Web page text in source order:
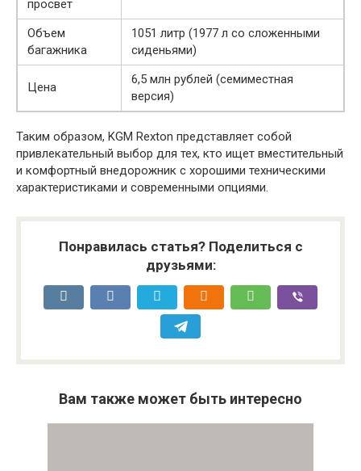
просвет
Объем
багажника
1051 литр (1977 л со сложенными
сиденьями)
Цена
6,5 млн рублей (семиместная
версия)
Таким образом, KGM Rexton представляет собой
привлекательный выбор для тех, кто ищет вместительный
и комфортный внедорожник с хорошими техническими
характеристиками и современными опциями.
Понравилась статья? Поделиться с
друзьями:
Вам также может быть интересно